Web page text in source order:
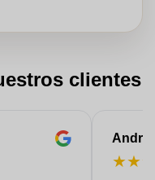
clientes
★★